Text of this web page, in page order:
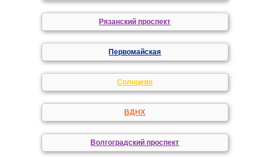
Рязанский проспект
Первомайская
Солнцево
ВДНХ
Волгоградский проспект